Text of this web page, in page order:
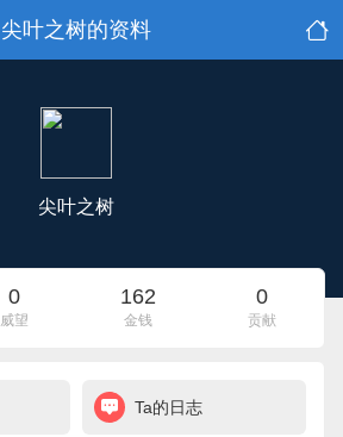
尖叶之树的资料
尖叶之树
0
威望
162
金钱
0
贡献
Ta的日志